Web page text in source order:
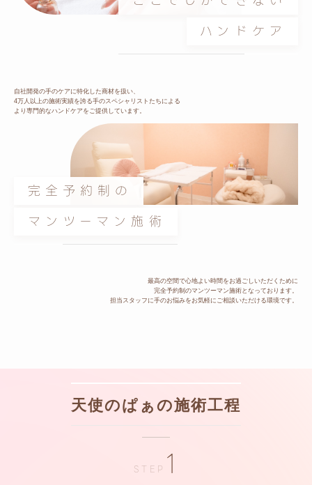
ハンドケア
自社開発の手のケアに特化した商材を扱い、
4万人以上の施術実績を誇る手のスペシャリストたちによる
より専門的なハンドケアをご提供しています。
完全予約制の
マンツーマン施術
最高の空間で心地よい時間をお過ごしいただくために
完全予約制のマンツーマン施術となっております。
担当スタッフに手のお悩みをお気軽にご相談いただける環境です。
天使のぱぁの施術工程
STEP 1